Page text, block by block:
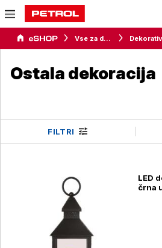
Vse za dom
Ostala dekoracija
FILTRI
LED
črna